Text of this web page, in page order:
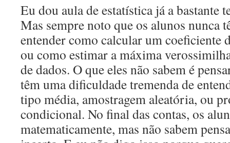
Eu dou aula de estatística já a bastante
Mas sempre noto que os alunos nunca
entender como calcular um coeficiente
ou como estimar a máxima
de dados. O que eles não sabem é
têm uma dificuldade tremenda de
tipo média, amostragem aleatória, ou
condicional. No final das contas, os
matematicamente, mas não sabem